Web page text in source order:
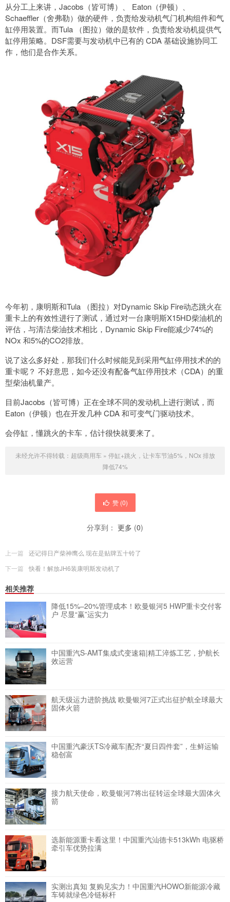
从分工上来讲，Jacobs（皆可博）、 Eaton（伊顿）、
Schaeffler（舍弗勒）做的硬件，负责给发动机气门机构组件和气
缸停用装置。而Tula （图拉）做的是软件，负责给发动机提供气
缸停用策略。DSF需要与发动机中已有的 CDA 基础设施协同工
作，他们是合作关系。
今年初，康明斯和Tula （图拉）对Dynamic Skip Fire动态跳火在
重卡上的有效性进行了测试，通过对一台康明斯X15HD柴油机的
评估，与清洁柴油技术相比，Dynamic Skip Fire能减少74%的
NOx 和5%的CO2排放。
说了这么多好处，那我们什么时候能见到采用气缸停用技术的的
重卡呢？ 不好意思，如今还没有配备气缸停用技术（CDA）的重
型柴油机量产。
目前Jacobs（皆可博）正在全球不同的发动机上进行测试，而
Eaton（伊顿）也在开发几种 CDA 和可变气门驱动技术。
会停缸，懂跳火的卡车，估计很快就要来了。
未经允许不得转载： 超级商用车» 停缸+跳火，让卡车节油5%，NOx 排放
降低74%
赞 (0)
分享到： 更多 (0)
上一篇
还记得日产柴神鹰么 现在是贴牌五十铃了
下一篇
快看！解放JH6装康明斯发动机了
相关推荐
降低15%–20%管理成本！欧曼银河5 HWP重卡交付客
户 尽显“赢”运实力
中国重汽S-AMT集成式变速箱|精工淬炼工艺，护航长
效运营
航天级运力进阶挑战 欧曼银河7正式出征护航全球最大
固体火箭
中国重汽豪沃TS冷藏车|配齐“夏日四件套”，生鲜运输
稳创富
接力航天使命，欧曼银河7将出征转运全球最大固体火
箭
选新能源重卡看这里！中国重汽汕德卡513kWh 电驱桥
牵引车优势拉满
实测出真知 复购见实力！中国重汽HOWO新能源冷藏
车铸就绿色冷链标杆